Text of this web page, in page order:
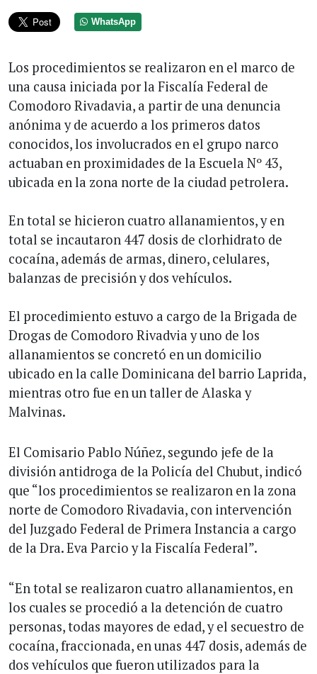
WhatsApp
Los procedimientos se realizaron en el marco de
una causa iniciada por la Fiscalía Federal de
Comodoro Rivadavia, a partir de una denuncia
anónima y de acuerdo a los primeros datos
conocidos, los involucrados en el grupo narco
actuaban en proximidades de la Escuela Nº 43,
ubicada en la zona norte de la ciudad petrolera.
En total se hicieron cuatro allanamientos, y en
total se incautaron 447 dosis de clorhidrato de
cocaína, además de armas, dinero, celulares,
balanzas de precisión y dos vehículos.
El procedimiento estuvo a cargo de la Brigada de
Drogas de Comodoro Rivadvia y uno de los
allanamientos se concretó en un domicilio
ubicado en la calle Dominicana del barrio Laprida,
mientras otro fue en un taller de Alaska y
Malvinas.
El Comisario Pablo Núñez, segundo jefe de la
división antidroga de la Policía del Chubut, indicó
que “los procedimientos se realizaron en la zona
norte de Comodoro Rivadavia, con intervención
del Juzgado Federal de Primera Instancia a cargo
de la Dra. Eva Parcio y la Fiscalía Federal”.
“En total se realizaron cuatro allanamientos, en
los cuales se procedió a la detención de cuatro
personas, todas mayores de edad, y el secuestro de
cocaína, fraccionada, en unas 447 dosis, además de
dos vehículos que fueron utilizados para la